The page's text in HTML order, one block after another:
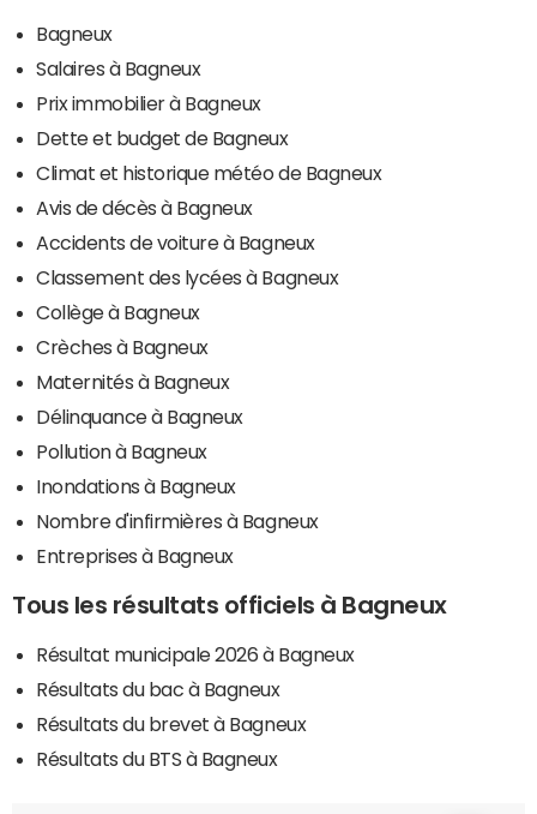
Bagneux
Salaires à Bagneux
Prix immobilier à Bagneux
Dette et budget de Bagneux
Climat et historique météo de Bagneux
Avis de décès à Bagneux
Accidents de voiture à Bagneux
Classement des lycées à Bagneux
Collège à Bagneux
Crèches à Bagneux
Maternités à Bagneux
Délinquance à Bagneux
Pollution à Bagneux
Inondations à Bagneux
Nombre d'infirmières à Bagneux
Entreprises à Bagneux
Tous les résultats officiels à Bagneux
Résultat municipale 2026 à Bagneux
Résultats du bac à Bagneux
Résultats du brevet à Bagneux
Résultats du BTS à Bagneux